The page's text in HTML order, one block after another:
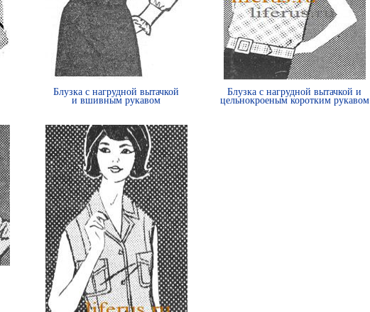
Блузка с нагрудной вытачкой
и вшивным рукавом
Блузка с нагрудной вытачкой и
цельнокроеным коротким рукавом